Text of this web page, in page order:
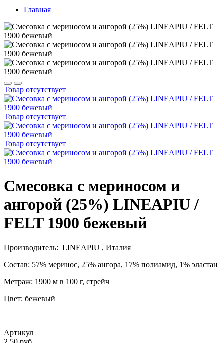
Главная
Товар отсутствует
Товар отсутствует
Товар отсутствует
Смесовка с мериносом и
ангорой (25%) LINEAPIU /
FELT 1900 бежевый
Производитель: LINEAPIU , Италия
Состав: 57% меринос, 25% ангора, 17% полиамид, 1% эластан
Метраж: 1900 м в 100 г, стрейч
Цвет: бежевый
Артикул